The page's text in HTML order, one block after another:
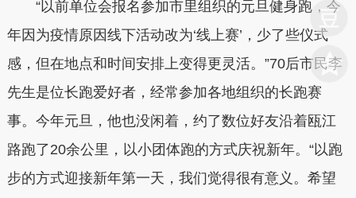
“以前单位会报名参加市里组织的元旦健身跑，今
年因为疫情原因线下活动改为‘线上赛’，少了些仪式
感，但在地点和时间安排上变得更灵活。”70后市民李
先生是位长跑爱好者，经常参加各地组织的长跑赛
事。今年元旦，他也没闲着，约了数位好友沿着瓯江
路跑了20余公里，以小团体跑的方式庆祝新年。“以跑
步的方式迎接新年第一天，我们觉得很有意义。希望